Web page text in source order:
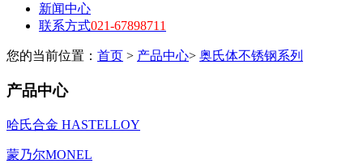
新闻中心
联系方式021-67898711
您的当前位置： 首页 > 产品中心> 奥氏体不锈钢系列
产品中心
哈氏合金 HASTELLOY
蒙乃尔MONEL